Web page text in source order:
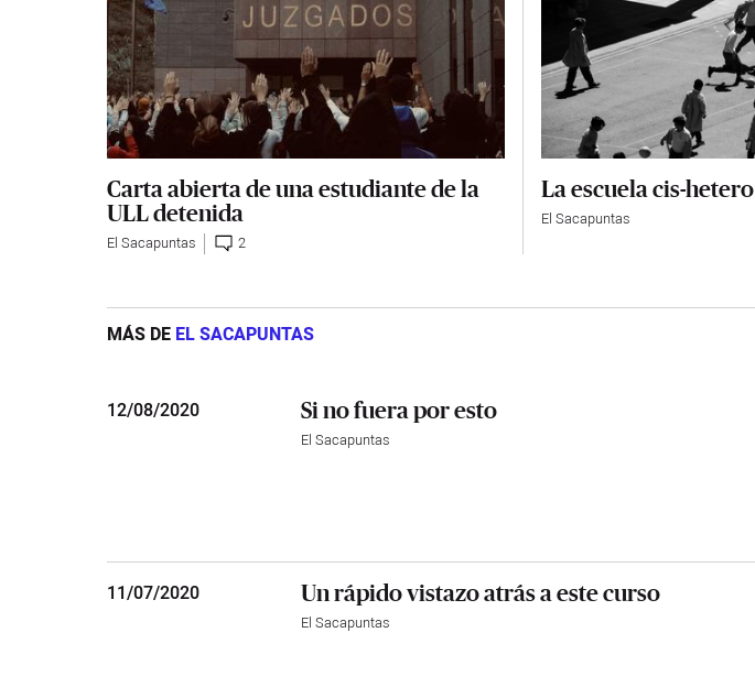
Carta abierta de una estudiante de la
ULL detenida
El Sacapuntas 2
La escuela cis-hetero
El Sacapuntas
MÁS DE EL SACAPUNTAS
12/08/2020 Si no fuera por esto
El Sacapuntas
11/07/2020 Un rápido vistazo atrás a este curso
El Sacapuntas